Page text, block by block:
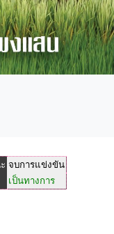
จบการแข่งขัน
เป็นทางการ